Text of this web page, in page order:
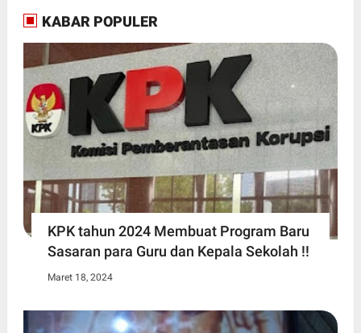
KABAR POPULER
KPK tahun 2024 Membuat Program Baru
Sasaran para Guru dan Kepala Sekolah !!
Maret 18, 2024